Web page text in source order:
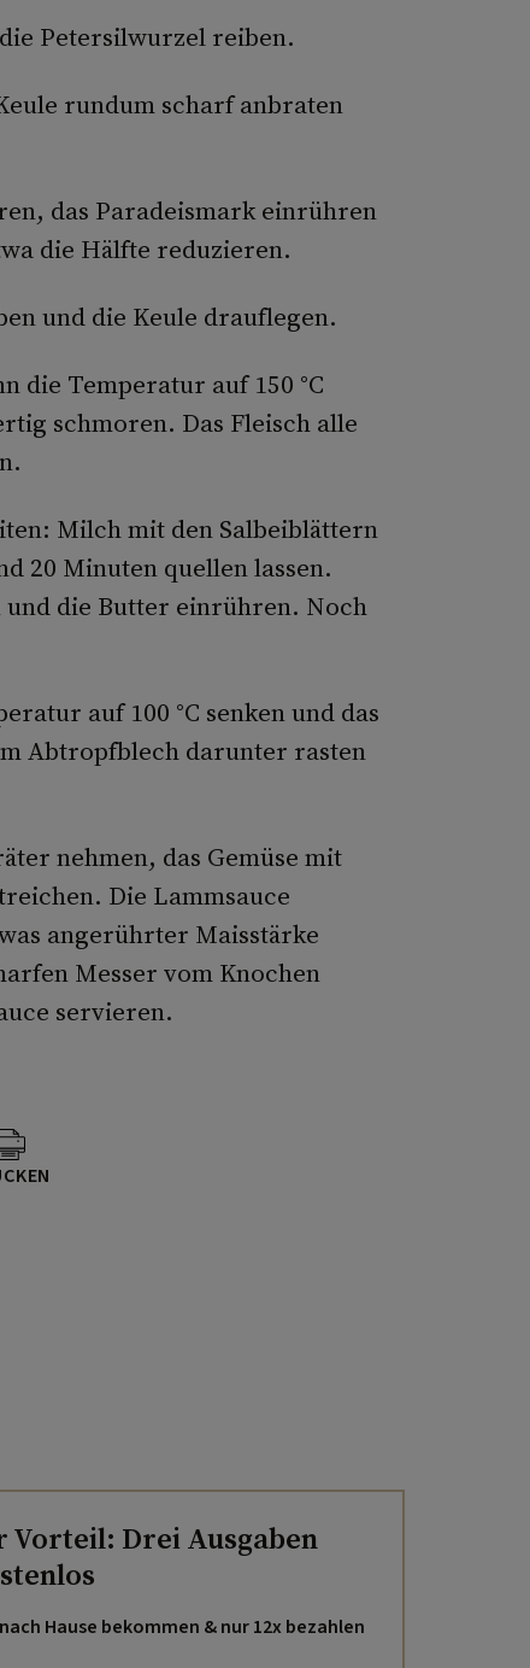
Petersilwurzel reiben.
rundum scharf anbraten
das Paradeismark einrühren
die Hälfte reduzieren.
und die Keule drauflegen.
die Temperatur auf 150 °C
schmoren. Das Fleisch alle
Milch mit den Salbeiblättern
20 Minuten quellen lassen.
die Butter einrühren. Noch
auf 100 °C senken und das
Abtropfblech darunter rasten
nehmen, das Gemüse mit
Die Lammsauce
angerührter Maisstärke
Messer vom Knochen
servieren.
Vorteil: Drei Ausgaben
Hause bekommen & nur 12x bezahlen